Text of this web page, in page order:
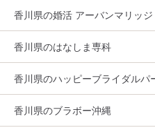
香川県の婚活 アーバンマリッジ
香川県のはなしま専科
香川県のハッピーブライダルパ
香川県のブラボー沖縄